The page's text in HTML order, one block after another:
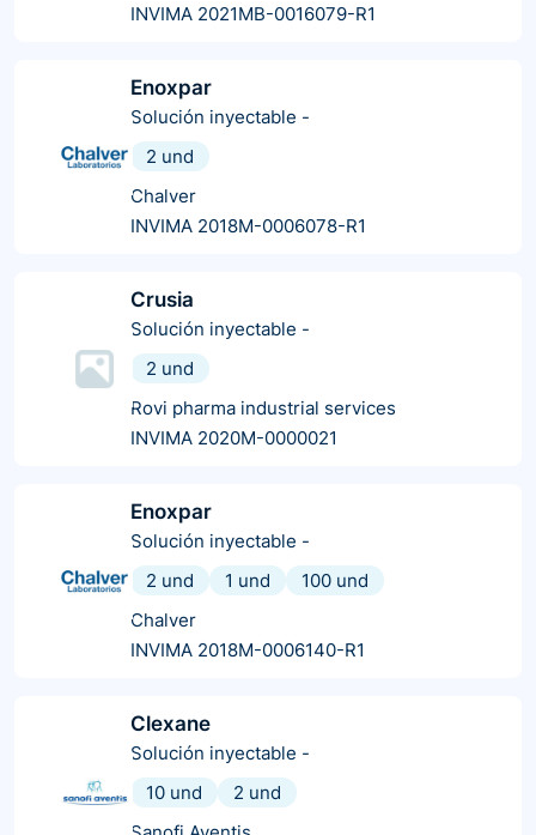
INVIMA 2021MB-0016079-R1
Enoxpar
Solución inyectable -
2 und
Chalver
INVIMA 2018M-0006078-R1
Crusia
Solución inyectable -
2 und
Rovi pharma industrial services
INVIMA 2020M-0000021
Enoxpar
Solución inyectable -
2 und
1 und
100 und
Chalver
INVIMA 2018M-0006140-R1
Clexane
Solución inyectable -
10 und
2 und